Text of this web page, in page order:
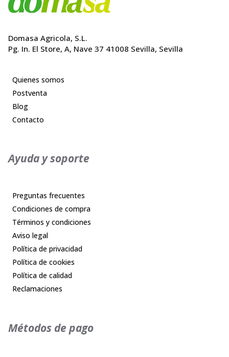
Domasa Agricola, S.L.
Pg. In. El Store, A, Nave 37 41008 Sevilla, Sevilla
Quienes somos
Postventa
Blog
Contacto
Ayuda y soporte
Preguntas frecuentes
Condiciones de compra
Términos y condiciones
Aviso legal
Política de privacidad
Política de cookies
Política de calidad
Reclamaciones
Métodos de pago